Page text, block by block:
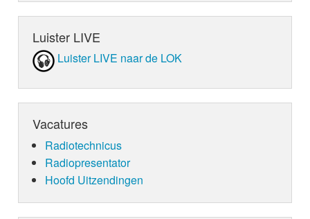
Luister LIVE
Luister LIVE naar de LOK
Vacatures
Radiotechnicus
Radiopresentator
Hoofd Uitzendingen